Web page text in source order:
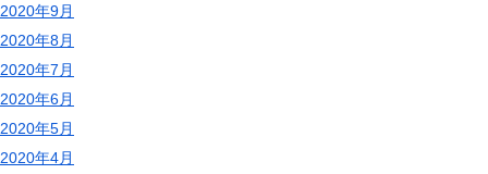
2020年9月
2020年8月
2020年7月
2020年6月
2020年5月
2020年4月